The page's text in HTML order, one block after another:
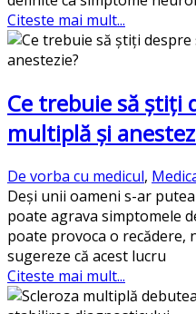
Citeste mai mult...
Ce trebuie să știți
multiplă și
De vorba cu medicul,
Deși unii oameni s-ar
poate agrava simptomele
poate provoca o recădere,
sugereze că acest lucru
Citeste mai mult...